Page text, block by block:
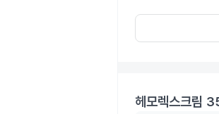
헤모렉스크림